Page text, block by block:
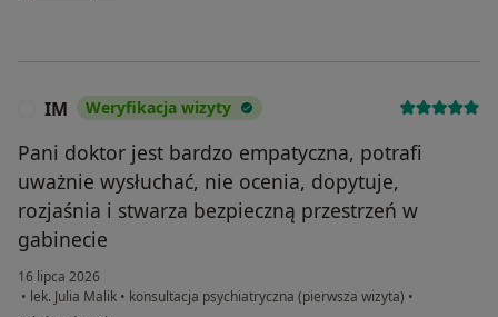
IM Weryfikacja wizyty
Pani doktor jest bardzo empatyczna, potrafi
uważnie wysłuchać, nie ocenia, dopytuje,
rozjaśnia i stwarza bezpieczną przestrzeń w
gabinecie
16 lipca 2026
• lek. Julia Malik • konsultacja psychiatryczna (pierwsza wizyta) •